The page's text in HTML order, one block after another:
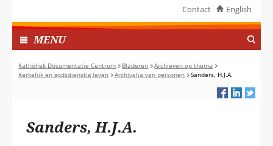
deze
website
worden
toegestaan
of
Contact English
MENUI
N
G
E
P
Katholiek Documentatie Centrum Bladeren
Archieven op thema
Kerkelijk en godsdienstig leven
Archivalia van personen Sanders, H.J.A.
Sanders, H.J.A.